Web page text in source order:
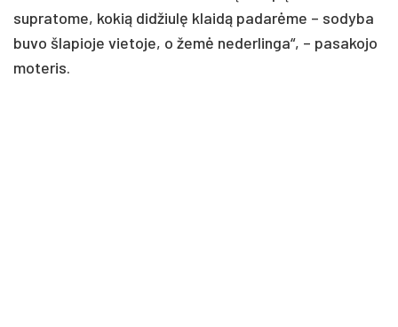
supratome, kokią didžiulę klaidą padarėme – sodyba
buvo šlapioje vietoje, o žemė nederlinga“, – pasakojo
moteris.